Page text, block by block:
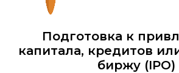
Подготовка к
капитала, кредитов
биржу (IPO)